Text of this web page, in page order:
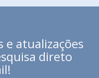
e atualizações
direto